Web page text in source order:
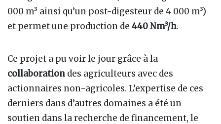
000 m³ ainsi qu’un post-digesteur de 4 000 m³)
et permet une production de 440 Nm³/h.
Ce projet a pu voir le jour grâce à la
collaboration des agriculteurs avec des
actionnaires non-agricoles. L’expertise de ces
derniers dans d’autres domaines a été un
soutien dans la recherche de financement, le